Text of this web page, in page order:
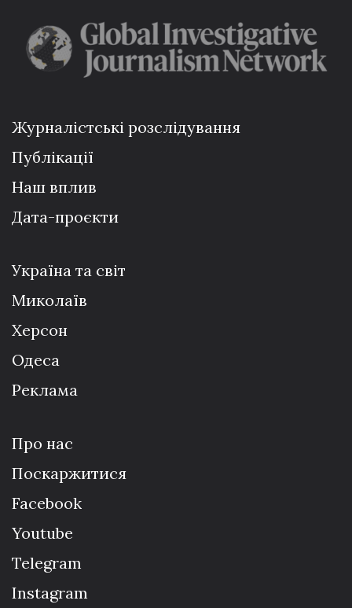
Журналістські розслідування
Публікації
Наш вплив
Дата-проєкти
Україна та світ
Миколаїв
Херсон
Одеса
Реклама
Про нас
Поскаржитися
Facebook
Youtube
Telegram
Instagram